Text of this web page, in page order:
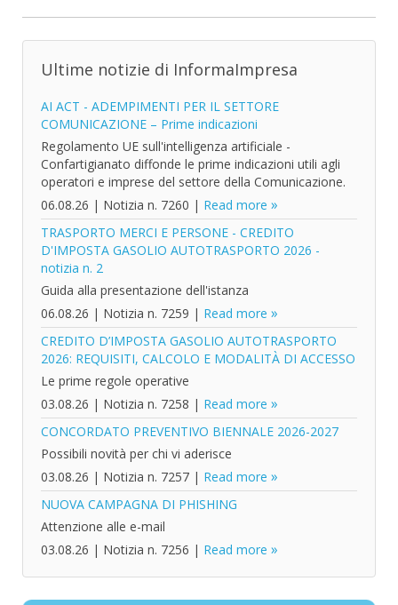
Ultime notizie di InformaImpresa
AI ACT - ADEMPIMENTI PER IL SETTORE
COMUNICAZIONE – Prime indicazioni
Regolamento UE sull'intelligenza artificiale -
Confartigianato diffonde le prime indicazioni utili agli
operatori e imprese del settore della Comunicazione.
06.08.26 | Notizia n. 7260 | Read more
TRASPORTO MERCI E PERSONE - CREDITO
D'IMPOSTA GASOLIO AUTOTRASPORTO 2026 -
notizia n. 2
Guida alla presentazione dell'istanza
06.08.26 | Notizia n. 7259 | Read more
CREDITO D’IMPOSTA GASOLIO AUTOTRASPORTO
2026: REQUISITI, CALCOLO E MODALITÀ DI ACCESSO
Le prime regole operative
03.08.26 | Notizia n. 7258 | Read more
CONCORDATO PREVENTIVO BIENNALE 2026-2027
Possibili novità per chi vi aderisce
03.08.26 | Notizia n. 7257 | Read more
NUOVA CAMPAGNA DI PHISHING
Attenzione alle e-mail
03.08.26 | Notizia n. 7256 | Read more